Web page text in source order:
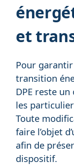
et
Pour
transition
DPE reste
les
Toute
faire l’objet
afin de
dispositif.